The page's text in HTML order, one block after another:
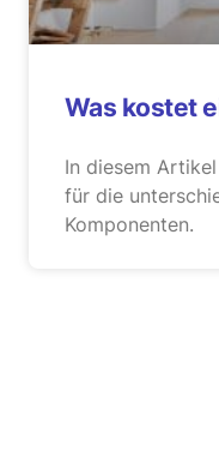
Was kostet
In diesem
für die
Komponenten.